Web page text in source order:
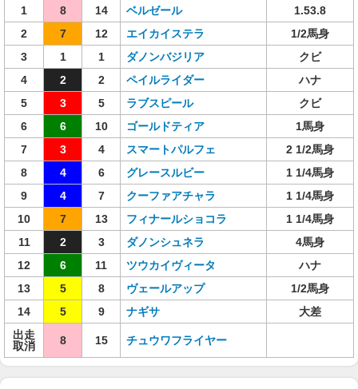
1 8 14 ベルゼール
1.53.8
2
7 12 エイカイステラ
1/2馬身
3
1 1 ダノンバジリア
クビ
4
2 2 ペイルライダー
ハナ
5
3 5 ラブスピール
クビ
6
6 10 ゴールドティア
1馬身
7
3 4 スマートパルフェ
2 1/2馬身
8
4 6 グレースルビー
1 1/4馬身
9
4 7 クーファアチャラ
1 1/4馬身
10
7 13 フィナールショコラ
1 1/4馬身
11
2 3 ダノンシュネラ
4馬身
12
6 11 ツウカイヴィータ
ハナ
13
5 8 ヴェールアップ
1/2馬身
14
5 9 ナギサ
大差
出走
取消
8 15 チュウワフライヤー